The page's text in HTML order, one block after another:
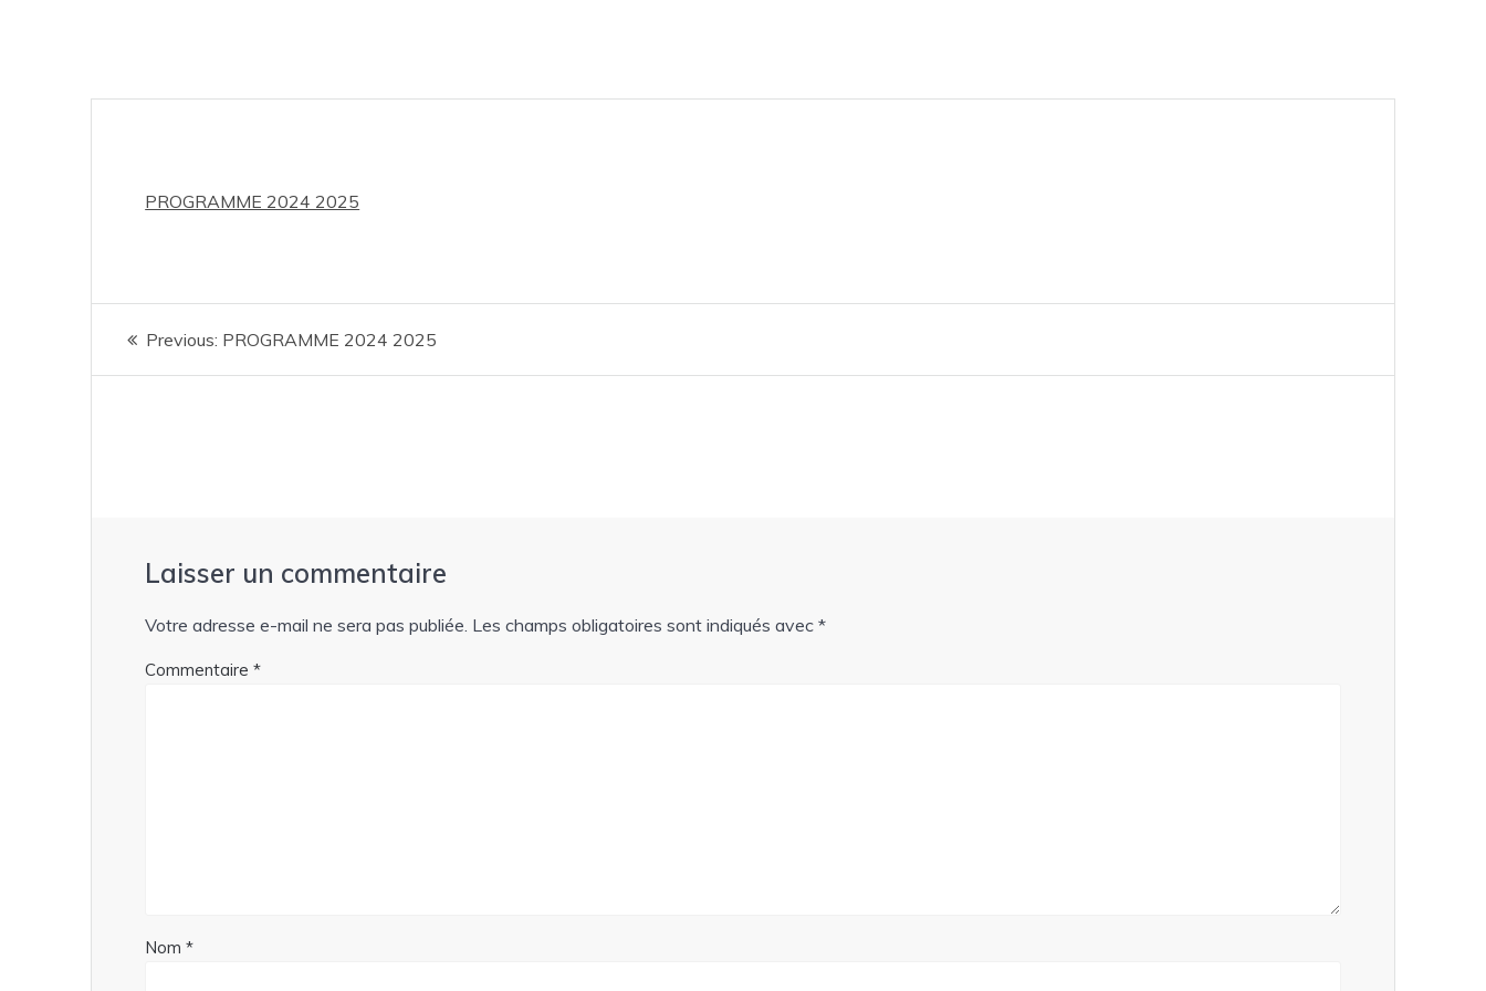
PROGRAMME 2024 2025
Navigation
de
Previous: Previous
PROGRAMME 2024 2025
Laisser un commentaire
Votre adresse e-mail ne sera pas publiée. Les champs obligatoires sont indiqués avec*
Commentaire*
Nom*